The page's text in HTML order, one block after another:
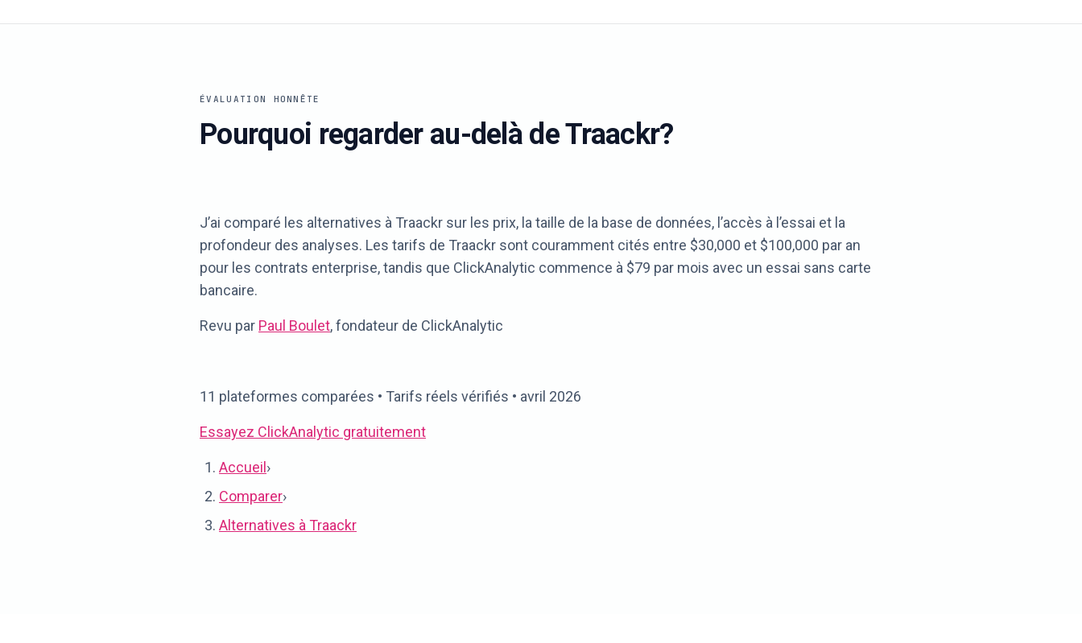
ÉVALUATION HONNÊTE
Pourquoi regarder au-delà deTraackr?
J’ai comparé les alternatives à Traackr sur les prix, la taille de la base de données, l’accès à l’essai et la
profondeur des analyses. Les tarifs de Traackr sont couramment cités entre $30,000 et $100,000 par an
pour les contrats enterprise, tandis que ClickAnalytic commence à $79 par mois avec un essai sans carte
bancaire.
Revu par Paul Boulet, fondateur de ClickAnalytic
11 plateformes comparées • Tarifs réels vérifiés • avril 2026
Essayez ClickAnalytic gratuitement
Accueil ›
Comparer›
Alternatives à Traackr